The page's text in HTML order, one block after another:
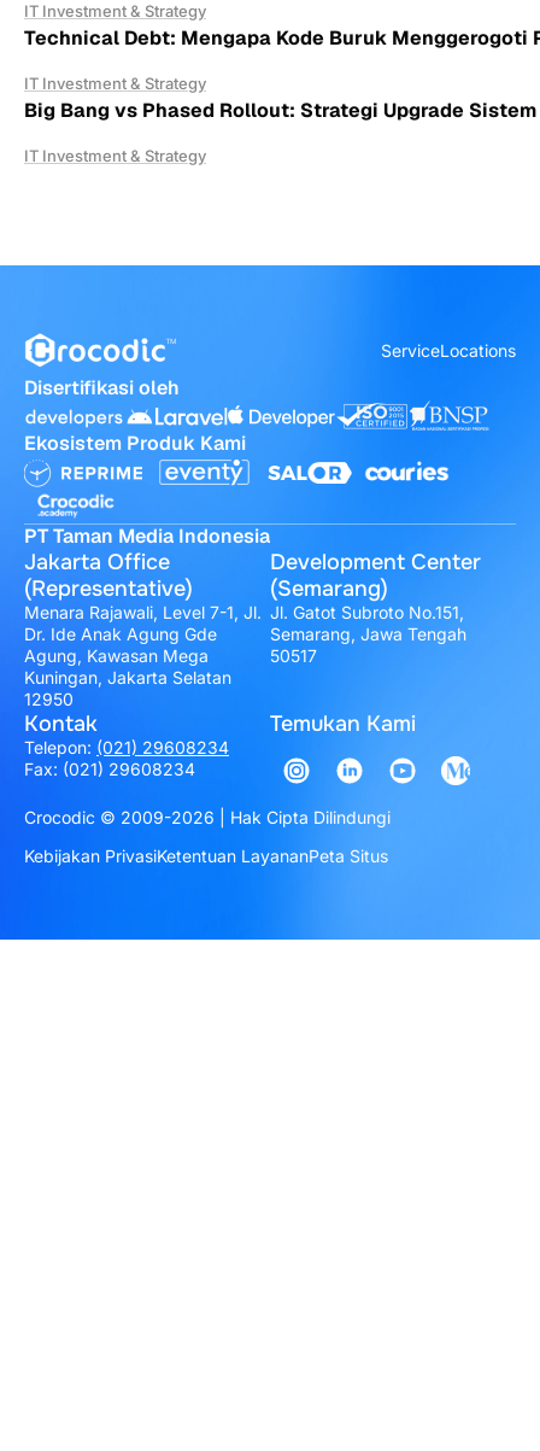
IT Investment & Strategy
Technical Debt: Mengapa Kode Buruk Menggerogoti
IT Investment & Strategy
Big Bang vs Phased Rollout: Strategi Upgrade Sistem
IT Investment & Strategy
ServiceLocations
Disertifikasi oleh
Ekosistem Produk Kami
PT Taman Media Indonesia
Jakarta Office
(Representative)
Menara Rajawali, Level 7-1, Jl.
Dr. Ide Anak Agung Gde
Agung, Kawasan Mega
Kuningan, Jakarta Selatan
12950
Development Center
(Semarang)
Jl. Gatot Subroto No.151,
Semarang, Jawa Tengah
50517
Kontak
Telepon: (021) 29608234
Fax: (021) 29608234
Temukan Kami
Crocodic © 2009-2026 | Hak Cipta Dilindungi
Kebijakan PrivasiKetentuan LayananPeta Situs